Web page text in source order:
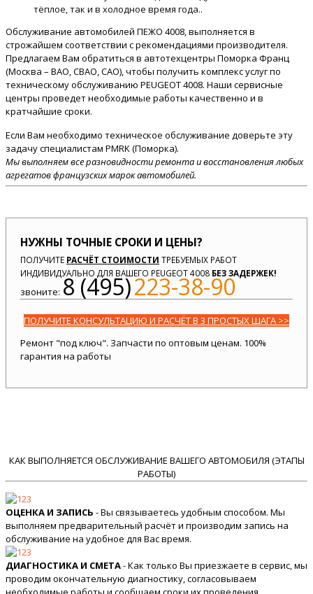
тёплое, так и в холодное время года..
Обслуживание автомобилей ПЕЖО 4008, выполняется в
строжайшем соответствии с рекомендациями производителя.
Предлагаем Вам обратиться в автотехцентры Поморка Франц
(Москва – ВАО, СВАО, САО), чтобы получить комплекс услуг по
техническому обслуживанию PEUGEOT 4008. Наши сервисные
центры проведет необходимые работы качественно и в
кратчайшие сроки.
Если Вам необходимо техническое обслуживание доверьте эту
задачу специалистам PMRK (Поморка).
Мы выполняем все разновидности ремонта и восстановления любых
агрегатов французских марок автомобилей.
НУЖНЫ ТОЧНЫЕ СРОКИ И ЦЕНЫ?
ПОЛУЧИТЕ РАСЧЁТ СТОИМОСТИ ТРЕБУЕМЫХ РАБОТ
ИНДИВИДУАЛЬНО ДЛЯ ВАШЕГО PEUGEOT 4008 БЕЗ ЗАДЕРЖЕК!
звоните: 8 (495)223-38-90
ПОЛУЧИТЕ КОНСУЛЬТАЦИЮ И РАСЧЁТ В 3 ПРОСТЫХ ШАГА >>
Ремонт "под ключ". Запчасти по оптовым ценам. 100%
гарантия на работы
КАК ВЫПОЛНЯЕТСЯ ОБСЛУЖИВАНИЕ ВАШЕГО АВТОМОБИЛЯ (ЭТАПЫ
РАБОТЫ)
ОЦЕНКА И ЗАПИСЬ - Вы связываетесь удобным способом. Мы
выполняем предварительный расчёт и производим запись на
обслуживание на удобное для Вас время.
ДИАГНОСТИКА И СМЕТА- Как только Вы приезжаете в сервис, мы
проводим окончательную диагностику, согласовываем